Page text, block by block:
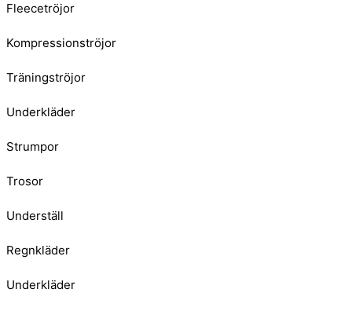
Fleecetröjor
Kompressionströjor
Träningströjor
Underkläder
Strumpor
Trosor
Underställ
Regnkläder
Underkläder